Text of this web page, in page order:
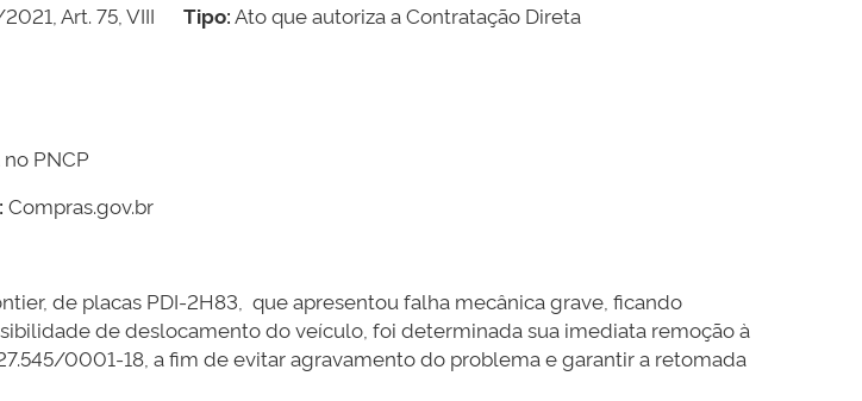
Art. 75, VIII Tipo:Ato que autoriza a Contratação Direta
PNCP
Compras.gov.br
de placas PDI-2H83, que apresentou falha mecânica grave, ficando
de deslocamento do veículo, foi determinada sua imediata remoção à
0001-18, a fim de evitar agravamento do problema e garantir a retomada